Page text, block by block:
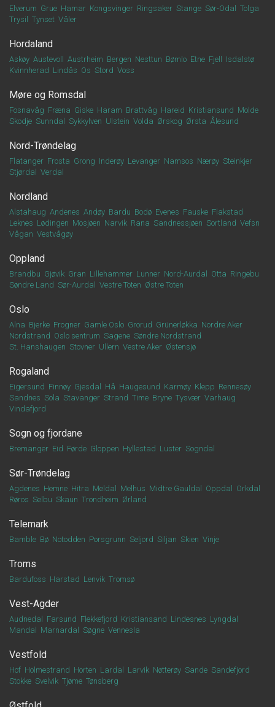
Elverum Grue Hamar Kongsvinger Ringsaker Stange Sør-Odal
Tolga
Trysil
Tynset Våler
Hordaland
Askøy Austevoll Austrheim Bergen Nesttun Bømlo Etne Fjell
Isdalstø
Kvinnherad Lindås Os Stord Voss
Møre og Romsdal
Fosnavåg Fræna Giske Haram Brattvåg Hareid Kristiansund Molde
Skodje Sunndal Sykkylven Ulstein Volda Ørskog Ørsta Ålesund
Nord-Trøndelag
Flatanger Frosta Grong Inderøy Levanger Namsos Nærøy Steinkjer
Stjørdal
Verdal
Nordland
Alstahaug Andenes Andøy Bardu Bodø Evenes Fauske Flakstad
Leknes Lødingen Mosjøen Narvik Rana Sandnessjøen Sortland Vefsn
Vågan Vestvågøy
Oppland
Brandbu Gjøvik Gran Lillehammer Lunner Nord-Aurdal Otta Ringebu
Søndre Land Sør-Aurdal Vestre Toten Østre Toten
Oslo
Alna Bjerke Frogner Gamle Oslo Grorud Grünerløkka Nordre Aker
Nordstrand Oslo sentrum Sagene Søndre Nordstrand
St. Hanshaugen Stovner Ullern Vestre Aker Østensjø
Rogaland
Eigersund Finnøy Gjesdal Hå Haugesund Karmøy Klepp Rennesøy
Sandnes Sola Stavanger Strand Time Bryne Tysvær Varhaug
Vindafjord
Sogn og fjordane
Bremanger Eid Førde Gloppen Hyllestad Luster Sogndal
Sør-Trøndelag
Agdenes Hemne Hitra Meldal Melhus Midtre Gauldal Oppdal
Orkdal
Røros Selbu Skaun Trondheim Ørland
Telemark
Bamble Bø Notodden Porsgrunn Seljord Siljan Skien Vinje
Troms
Bardufoss Harstad Lenvik Tromsø
Vest-Agder
Audnedal Farsund Flekkefjord Kristiansand Lindesnes Lyngdal
Mandal
Marnardal Søgne Vennesla
Vestfold
Hof Holmestrand Horten Lardal Larvik Nøtterøy Sande Sandefjord
Stokke Svelvik Tjøme Tønsberg